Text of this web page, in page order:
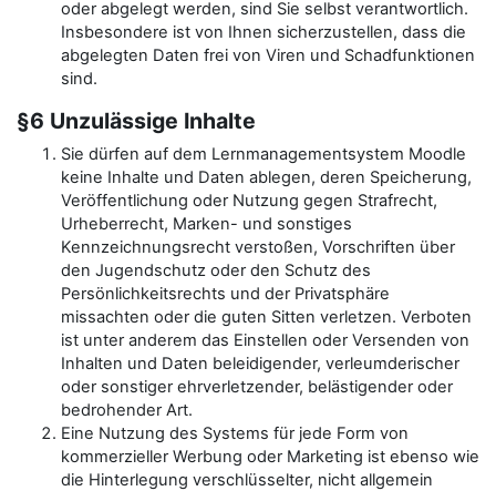
oder abgelegt werden, sind Sie selbst verantwortlich.
Insbesondere ist von Ihnen sicherzustellen, dass die
abgelegten Daten frei von Viren und Schadfunktionen
sind.
§6 Unzulässige Inhalte
Sie dürfen auf dem Lernmanagementsystem Moodle
keine Inhalte und Daten ablegen, deren Speicherung,
Veröffentlichung oder Nutzung gegen Strafrecht,
Urheberrecht, Marken- und sonstiges
Kennzeichnungsrecht verstoßen, Vorschriften über
den Jugendschutz oder den Schutz des
Persönlichkeitsrechts und der Privatsphäre
missachten oder die guten Sitten verletzen. Verboten
ist unter anderem das Einstellen oder Versenden von
Inhalten und Daten beleidigender, verleumderischer
oder sonstiger ehrverletzender, belästigender oder
bedrohender Art.
Eine Nutzung des Systems für jede Form von
kommerzieller Werbung oder Marketing ist ebenso wie
die Hinterlegung verschlüsselter, nicht allgemein